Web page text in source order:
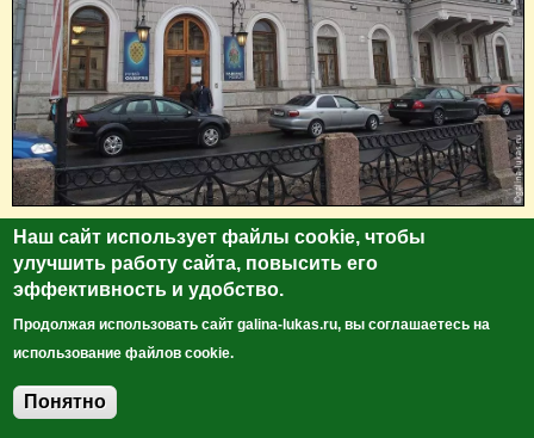
Наш сайт использует файлы cookie, чтобы
улучшить работу сайта, повысить его
эффективность и удобство.
Продолжая использовать сайт galina-lukas.ru, вы соглашаетесь на
использование файлов cookie.
Понятно